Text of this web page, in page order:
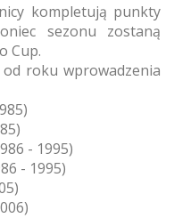
kompletują punkty
sezonu zostaną
Cup.
od roku wprowadzenia
- 1995)
- 1995)